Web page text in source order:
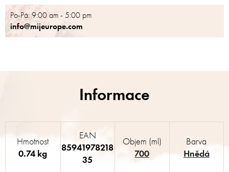
Po-Pá: 9:00 am - 5:00 pm
info@mijeurope.com
Hmotnost
0.74 kg
EAN
85941978218
35
Objem (ml)
700
Barva
Hnědá